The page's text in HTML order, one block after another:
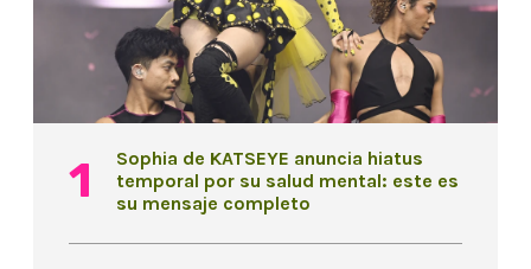
Sophia de KATSEYE anuncia hiatus
temporal por su salud mental: este es
su mensaje completo